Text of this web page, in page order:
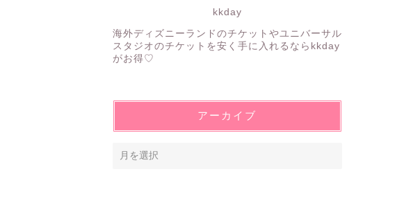
kkday
海外ディズニーランドのチケットやユニバーサル
スタジオのチケットを安く手に入れるならkkday
がお得♡
アーカイブ